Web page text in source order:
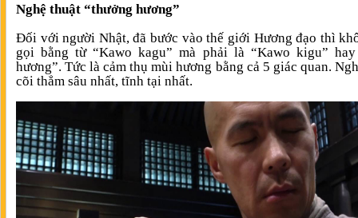
Nghệ thuật “thưởng hương”
Đối với người Nhật, đã bước vào thế giới Hương đạo thì
gọi bằng từ “Kawo kagu” mà phải là “Kawo kigu” hay
hương”. Tức là cảm thụ mùi hương bằng cả 5 giác quan.
cõi thẳm sâu nhất, tĩnh tại nhất.